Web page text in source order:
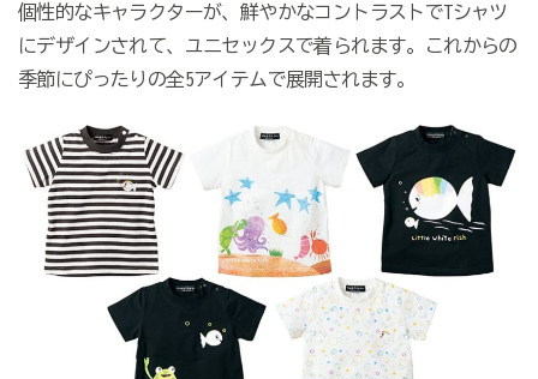
個性的なキャラクターが、鮮やかなコントラストでTシャツ
にデザインされて、
ユニセックスで着られます。これからの
季節にぴったりの全5アイテムで展開されます。